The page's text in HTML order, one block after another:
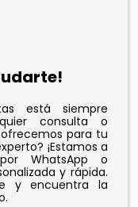
está siempre
consulta o
para tu
¡Estamos a
WhatsApp o
y rápida.
y encuentra la